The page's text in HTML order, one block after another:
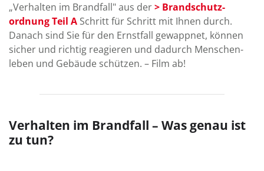
„Ver­halten im Brand­fall" aus der> Brand­schutz­
ordnung Teil A Schritt für Schritt mit Ihnen durch.
Danach sind Sie für den Ernst­fall gewappnet, können
sicher und richtig reagieren und da­durch Menschen­
leben und Gebäude schützen. – Film ab!
Verhalten im Brandfall – Was genau ist
zu tun?